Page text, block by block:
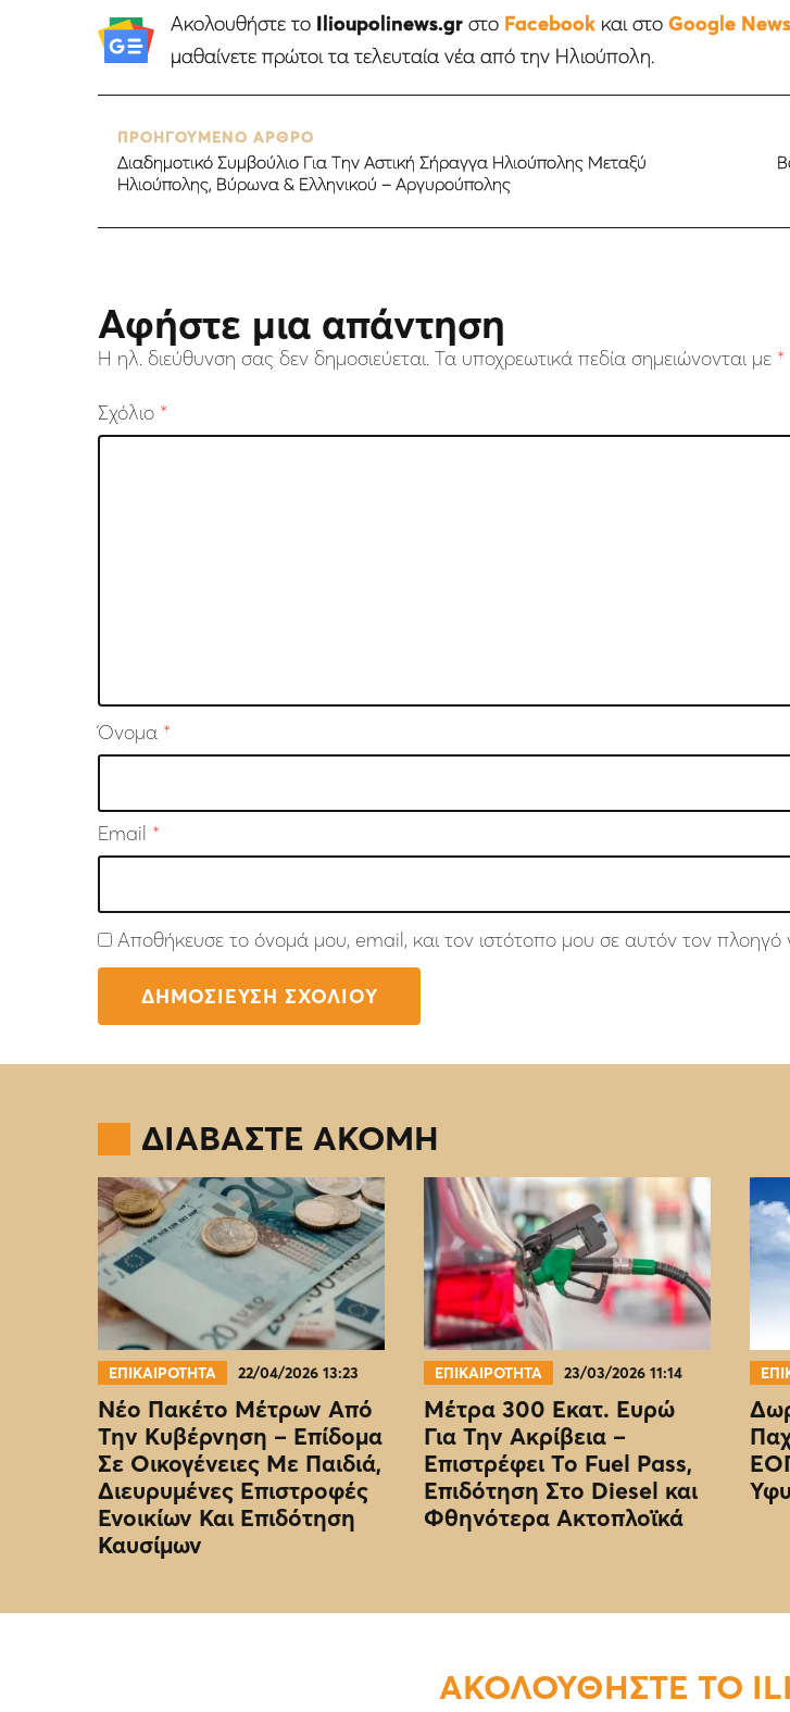
Ακολουθήστε το Ilioupolinews.grστο Facebookκαι στο Google News
μαθαίνετε πρώτοι τα τελευταία νέα από την Ηλιούπολη.
ΠΡΟΗΓΟΥΜΕΝΟ ΑΡΘΡΟ
Διαδημοτικό Συμβούλιο Για Την Αστική Σήραγγα Ηλιούπολης Μεταξύ
Ηλιούπολης, Βύρωνα & Ελληνικού – Αργυρούπολης
Αφήστε μια απάντηση
Η ηλ. διεύθυνση σας δεν δημοσιεύεται. Τα υποχρεωτικά πεδία σημειώνονται με *
Σχόλιο *
Όνομα *
Email *
Αποθήκευσε το όνομά μου, email, και τον ιστότοπο μου σε αυτόν τον
ΔΙΑΒΑΣΤΕ ΑΚΟΜΗ
ΕΠΙΚΑΙΡΟΤΗΤΑ 22/04/2026 13:23
Νέο Πακέτο Μέτρων Από
Την Κυβέρνηση – Επίδομα
Σε Οικογένειες Με Παιδιά,
Διευρυμένες Επιστροφές
Ενοικίων Και Επιδότηση
Καυσίμων
ΕΠΙΚΑΙΡΟΤΗΤΑ 23/03/2026 11:14
Μέτρα 300 Εκατ. Ευρώ
Για Την Ακρίβεια –
Επιστρέφει Το Fuel Pass,
Επιδότηση Στο Diesel και
Φθηνότερα Ακτοπλοϊκά
ΑΚΟΛΟΥΘΗΣΤΕ ΤΟ